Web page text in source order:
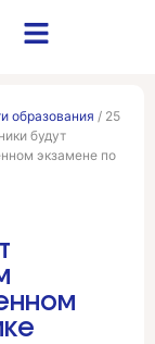
образования / 25
будут
экзамене по